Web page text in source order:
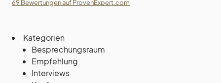
69 Bewertungen auf ProvenExpert.com
Kategorien
Besprechungsraum
Empfehlung
Interviews